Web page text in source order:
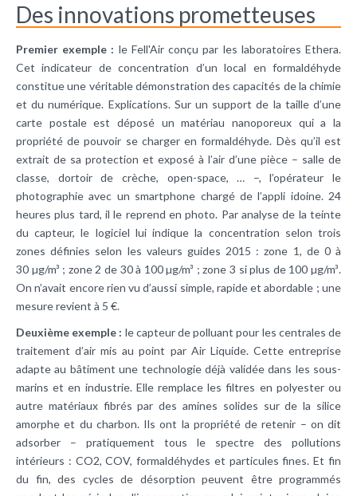
Des innovations prometteuses
Premier exemple : le Fell'Air conçu par les laboratoires Ethera.
Cet indicateur de concentration d’un local en formaldéhyde
constitue une véritable démonstration des capacités de la chimie
et du numérique. Explications. Sur un support de la taille d’une
carte postale est déposé un matériau nanoporeux qui a la
propriété de pouvoir se charger en formaldéhyde. Dès qu’il est
extrait de sa protection et exposé à l’air d’une pièce – salle de
classe, dortoir de crèche, open-space, … –, l’opérateur le
photographie avec un smartphone chargé de l’appli idoine. 24
heures plus tard, il le reprend en photo. Par analyse de la teinte
du capteur, le logiciel lui indique la concentration selon trois
zones définies selon les valeurs guides 2015 : zone 1, de 0 à
30 µg/m³ ; zone 2 de 30 à 100 µg/m³ ; zone 3 si plus de 100 µg/m³.
On n’avait encore rien vu d’aussi simple, rapide et abordable ; une
mesure revient à 5 €.
Deuxième exemple : le capteur de polluant pour les centrales de
traitement d’air mis au point par Air Liquide. Cette entreprise
adapte au bâtiment une technologie déjà validée dans les sous-
marins et en industrie. Elle remplace les filtres en polyester ou
autre matériaux fibrés par des amines solides sur de la silice
amorphe et du charbon. Ils ont la propriété de retenir – on dit
adsorber – pratiquement tous le spectre des pollutions
intérieurs : CO2, COV, formaldéhydes et particules fines. Et fin
du fin, des cycles de désorption peuvent être programmés